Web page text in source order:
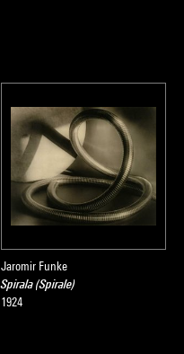
Jaromir Funke
Spirala (Spirale)
1924